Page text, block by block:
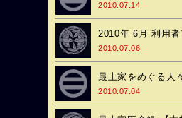
2010.07.14
2010年 6月 利用
2010.07.06
最上家をめぐる人
2010.07.04